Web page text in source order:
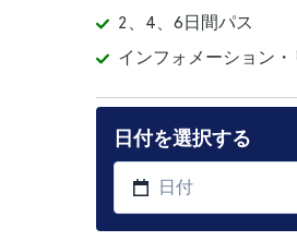
2、4、6日間パス
インフォメーション・
日付を選択する